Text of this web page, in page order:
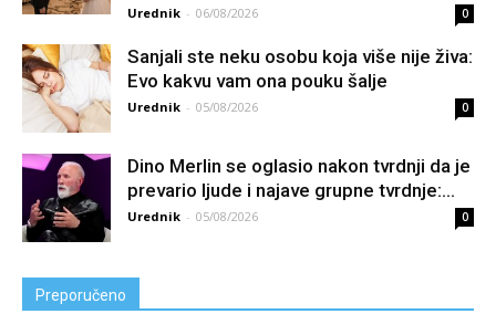
Urednik - 06/08/2026 0
Sanjali ste neku osobu koja više nije živa:
Evo kakvu vam ona pouku šalje
Urednik - 05/08/2026 0
Dino Merlin se oglasio nakon tvrdnji da je
prevario ljude i najave grupne tvrdnje:...
Urednik - 05/08/2026 0
Preporučeno